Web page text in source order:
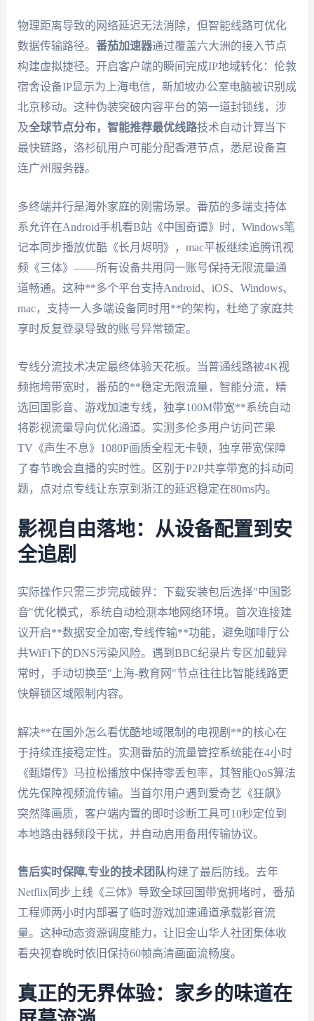
物理距离导致的网络延迟无法消除，但智能线路可优化
数据传输路径。 番茄加速器通过覆盖六大洲的接入节点
构建虚拟捷径。开启客户端的瞬间完成IP地域转化：伦敦
宿舍设备IP显示为上海电信，新加坡办公室电脑被识别成
北京移动。这种伪装突破内容平台的第一道封锁线，涉
及全球节点分布，智能推荐最优线路技术自动计算当下
最快链路，洛杉矶用户可能分配香港节点，悉尼设备直
连广州服务器。
多终端并行是海外家庭的刚需场景。番茄的多端支持体
系允许在Android手机看B站《中国奇谭》时，Windows笔
记本同步播放优酷《长月烬明》，mac平板继续追腾讯视
频《三体》——所有设备共用同一账号保持无限流量通
道畅通。这种**多个平台支持Android、iOS、Windows、
mac，支持一人多端设备同时用**的架构，杜绝了家庭共
享时反复登录导致的账号异常锁定。
专线分流技术决定最终体验天花板。当普通线路被4K视
频拖垮带宽时，番茄的**稳定无限流量，智能分流，精
选回国影音、游戏加速专线，独享100M带宽**系统自动
将影视流量导向优化通道。实测多伦多用户访问芒果
TV《声生不息》1080P画质全程无卡顿，独享带宽保障
了春节晚会直播的实时性。区别于P2P共享带宽的抖动问
题，点对点专线让东京到浙江的延迟稳定在80ms内。
影视自由落地：从设备配置到安
全追剧
实际操作只需三步完成破界：下载安装包后选择"中国影
音"优化模式，系统自动检测本地网络环境。首次连接建
议开启**数据安全加密,专线传输**功能，避免咖啡厅公
共WiFi下的DNS污染风险。遇到BBC纪录片专区加载异
常时，手动切换至"上海-教育网"节点往往比智能线路更
快解锁区域限制内容。
解决**在国外怎么看优酷地域限制的电视剧**的核心在
于持续连接稳定性。实测番茄的流量管控系统能在4小时
《甄嬛传》马拉松播放中保持零丢包率，其智能QoS算法
优先保障视频流传输。当首尔用户遇到爱奇艺《狂飙》
突然降画质，客户端内置的即时诊断工具可10秒定位到
本地路由器频段干扰，并自动启用备用传输协议。
售后实时保障,专业的技术团队构建了最后防线。去年
Netflix同步上线《三体》导致全球回国带宽拥堵时，番茄
工程师两小时内部署了临时游戏加速通道承载影音流
量。这种动态资源调度能力，让旧金山华人社团集体收
看央视春晚时依旧保持60帧高清画面流畅度。
真正的无界体验：家乡的味道在